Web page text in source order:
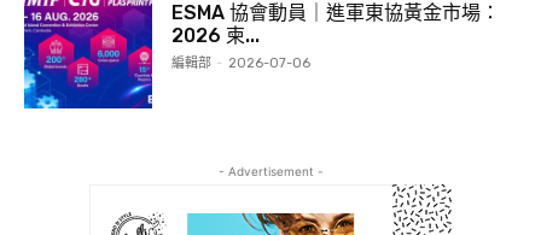
ESMA 協會動員｜進軍東協黃金市場：
2026 柬...
編輯部 - 2026-07-06
- Advertisement -